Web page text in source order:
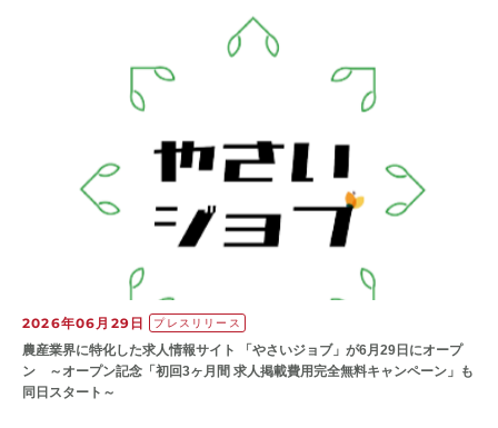
2026年06月29日 プレスリリース
農産業界に特化した求人情報サイト 「やさいジョブ」が6月29日にオープ
ン ～オープン記念「初回3ヶ月間 求人掲載費用完全無料キャンペーン」も
同日スタート～